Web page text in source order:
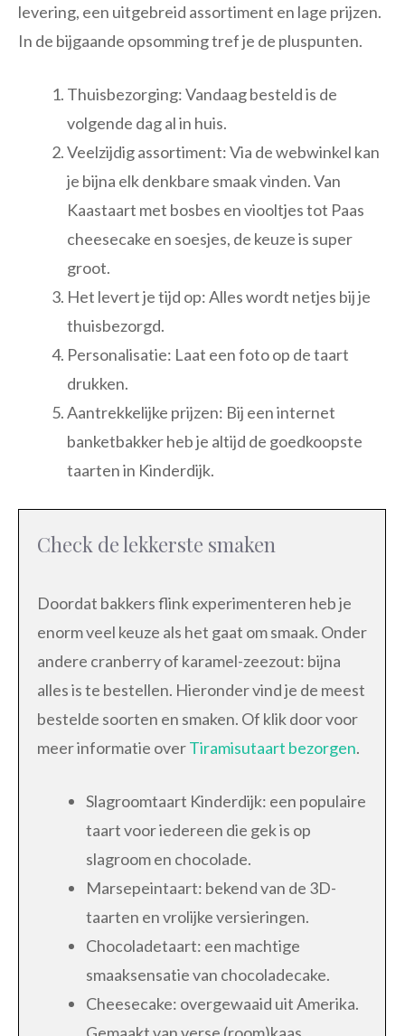
levering, een uitgebreid assortiment en lage prijzen.
In de bijgaande opsomming tref je de pluspunten.
Thuisbezorging: Vandaag besteld is de
volgende dag al in huis.
Veelzijdig assortiment: Via de webwinkel kan
je bijna elk denkbare smaak vinden. Van
Kaastaart met bosbes en viooltjes tot Paas
cheesecake en soesjes, de keuze is super
groot.
Het levert je tijd op: Alles wordt netjes bij je
thuisbezorgd.
Personalisatie: Laat een foto op de taart
drukken.
Aantrekkelijke prijzen: Bij een internet
banketbakker heb je altijd de goedkoopste
taarten in Kinderdijk.
Check de lekkerste smaken
Doordat bakkers flink experimenteren heb je
enorm veel keuze als het gaat om smaak. Onder
andere cranberry of karamel-zeezout: bijna
alles is te bestellen. Hieronder vind je de meest
bestelde soorten en smaken. Of klik door voor
meer informatie overTiramisutaart bezorgen.
Slagroomtaart Kinderdijk: een populaire
taart voor iedereen die gek is op
slagroom en chocolade.
Marsepeintaart: bekend van de 3D-
taarten en vrolijke versieringen.
Chocoladetaart: een machtige
smaaksensatie van chocoladecake.
Cheesecake: overgewaaid uit Amerika.